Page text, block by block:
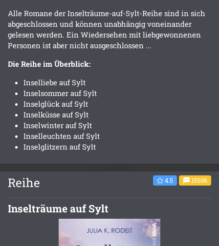
Alle Romane der Inselträume-auf-Sylt-Reihe sind in sich
abgeschlossen und können unabhängig voneinander
gelesen werden. Ein Wiedersehen mit liebgewonnenen
Personen ist aber nicht ausgeschlossen ...
Die Reihe im Überblick:
Inselliebe auf Sylt
Inselsommer auf Sylt
Inselglück auf Sylt
Inselküsse auf Sylt
Inselwinter auf Sylt
Inselleuchten auf Sylt
Inselglitzern auf Sylt
Reihe 4.5 15506
Inselträume auf Sylt